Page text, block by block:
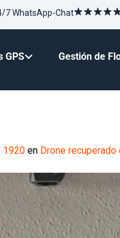
7 WhatsApp-Chat
GPS Gestión de
1920 en Drone